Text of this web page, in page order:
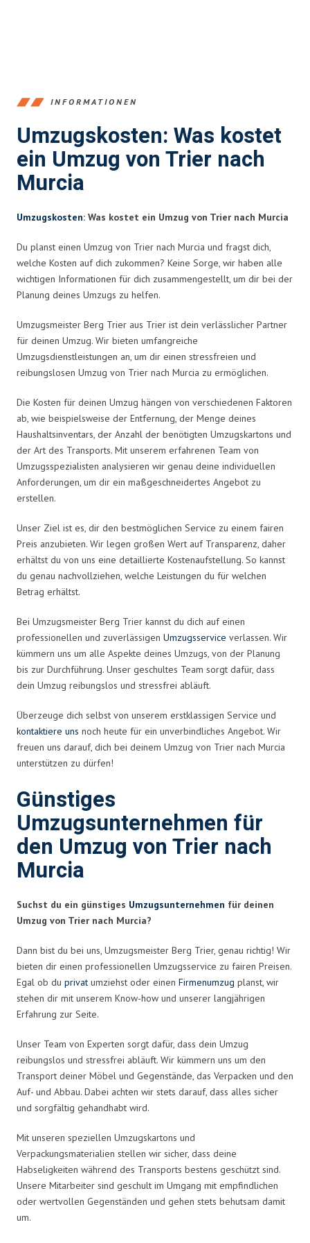
INFORMATIONEN
Umzugskosten: Was kostet
ein Umzug von Trier nach
Murcia
Umzugskosten: Was kostet ein Umzug von Trier nach Murcia
Du planst einen Umzug von Trier nach Murcia und fragst dich,
welche Kosten auf dich zukommen? Keine Sorge, wir haben alle
wichtigen Informationen für dich zusammengestellt, um dir bei der
Planung deines Umzugs zu helfen.
Umzugsmeister Berg Trier aus Trier ist dein verlässlicher Partner
für deinen Umzug. Wir bieten umfangreiche
Umzugsdienstleistungen an, um dir einen stressfreien und
reibungslosen Umzug von Trier nach Murcia zu ermöglichen.
Die Kosten für deinen Umzug hängen von verschiedenen Faktoren
ab, wie beispielsweise der Entfernung, der Menge deines
Haushaltsinventars, der Anzahl der benötigten Umzugskartons und
der Art des Transports. Mit unserem erfahrenen Team von
Umzugsspezialisten analysieren wir genau deine individuellen
Anforderungen, um dir ein maßgeschneidertes Angebot zu
erstellen.
Unser Ziel ist es, dir den bestmöglichen Service zu einem fairen
Preis anzubieten. Wir legen großen Wert auf Transparenz, daher
erhältst du von uns eine detaillierte Kostenaufstellung. So kannst
du genau nachvollziehen, welche Leistungen du für welchen
Betrag erhältst.
Bei Umzugsmeister Berg Trier kannst du dich auf einen
professionellen und zuverlässigen Umzugsservice verlassen. Wir
kümmern uns um alle Aspekte deines Umzugs, von der Planung
bis zur Durchführung. Unser geschultes Team sorgt dafür, dass
dein Umzug reibungslos und stressfrei abläuft.
Überzeuge dich selbst von unserem erstklassigen Service und
kontaktiere uns noch heute für ein unverbindliches Angebot. Wir
freuen uns darauf, dich bei deinem Umzug von Trier nach Murcia
unterstützen zu dürfen!
Günstiges
Umzugsunternehmen für
den Umzug von Trier nach
Murcia
Suchst du ein günstiges Umzugsunternehmen für deinen
Umzug von Trier nach Murcia?
Dann bist du bei uns, Umzugsmeister Berg Trier, genau richtig! Wir
bieten dir einen professionellen Umzugsservice zu fairen Preisen.
Egal ob du privat umziehst oder einen Firmenumzug planst, wir
stehen dir mit unserem Know-how und unserer langjährigen
Erfahrung zur Seite.
Unser Team von Experten sorgt dafür, dass dein Umzug
reibungslos und stressfrei abläuft. Wir kümmern uns um den
Transport deiner Möbel und Gegenstände, das Verpacken und den
Auf- und Abbau. Dabei achten wir stets darauf, dass alles sicher
und sorgfältig gehandhabt wird.
Mit unseren speziellen Umzugskartons und
Verpackungsmaterialien stellen wir sicher, dass deine
Habseligkeiten während des Transports bestens geschützt sind.
Unsere Mitarbeiter sind geschult im Umgang mit empfindlichen
oder wertvollen Gegenständen und gehen stets behutsam damit
um.